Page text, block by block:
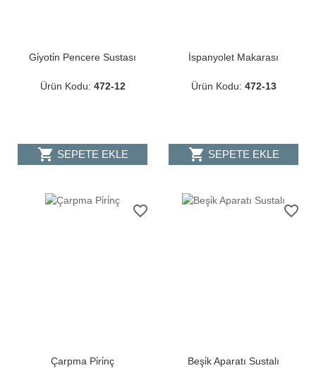
Gi̇yoti̇n Pencere Sustası
Ürün Kodu: 472-12
shopping_cart SEPETE EKLE
İspanyolet Makarası
Ürün Kodu: 472-13
shopping_cart SEPETE EKLE
favorite_border
Çarpma Pi̇ri̇nç
favorite_border
Beşi̇k Aparatı Sustalı